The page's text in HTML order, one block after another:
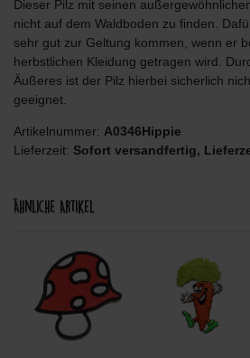
Dieser Pilz mit seinen
nicht auf dem Waldboden zu finden.
sehr gut zur Geltung kommen, wenn er
herbstlichen Kleidung getragen wird.
Äußeres ist der Pilz hierbei sicherlich
geeignet.
Artikelnummer: A0346Hippie
Lieferzeit: Sofort versandfertig,
Ähnliche Artikel